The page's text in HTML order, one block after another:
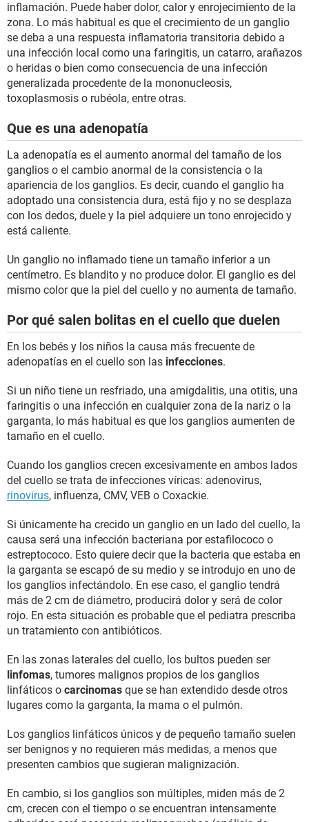
inflamación. Puede haber dolor, calor y enrojecimiento de la
zona. Lo más habitual es que el crecimiento de un ganglio
se deba a una respuesta inflamatoria transitoria debido a
una infección local como una faringitis, un catarro, arañazos
o heridas o bien como consecuencia de una infección
generalizada procedente de la mononucleosis,
toxoplasmosis o rubéola, entre otras.
Que es una adenopatía
La adenopatía es el aumento anormal del tamaño de los
ganglios o el cambio anormal de la consistencia o la
apariencia de los ganglios. Es decir, cuando el ganglio ha
adoptado una consistencia dura, está fijo y no se desplaza
con los dedos, duele y la piel adquiere un tono enrojecido y
está caliente.
Un ganglio no inflamado tiene un tamaño inferior a un
centímetro. Es blandito y no produce dolor. El ganglio es del
mismo color que la piel del cuello y no aumenta de tamaño.
Por qué salen bolitas en el cuello que duelen
En los bebés y los niños la causa más frecuente de
adenopatías en el cuello son las infecciones.
Si un niño tiene un resfriado, una amigdalitis, una otitis, una
faringitis o una infección en cualquier zona de la nariz o la
garganta, lo más habitual es que los ganglios aumenten de
tamaño en el cuello.
Cuando los ganglios crecen excesivamente en ambos lados
del cuello se trata de infecciones víricas: adenovirus,
rinovirus, influenza, CMV, VEB o Coxackie.
Si únicamente ha crecido un ganglio en un lado del cuello, la
causa será una infección bacteriana por estafilococo o
estreptococo. Esto quiere decir que la bacteria que estaba en
la garganta se escapó de su medio y se introdujo en uno de
los ganglios infectándolo. En ese caso, el ganglio tendrá
más de 2 cm de diámetro, producirá dolor y será de color
rojo. En esta situación es probable que el pediatra prescriba
un tratamiento con antibióticos.
En las zonas laterales del cuello, los bultos pueden ser
linfomas, tumores malignos propios de los ganglios
linfáticos o carcinomas que se han extendido desde otros
lugares como la garganta, la mama o el pulmón.
Los ganglios linfáticos únicos y de pequeño tamaño suelen
ser benignos y no requieren más medidas, a menos que
presenten cambios que sugieran malignización.
En cambio, si los ganglios son múltiples, miden más de 2
cm, crecen con el tiempo o se encuentran intensamente